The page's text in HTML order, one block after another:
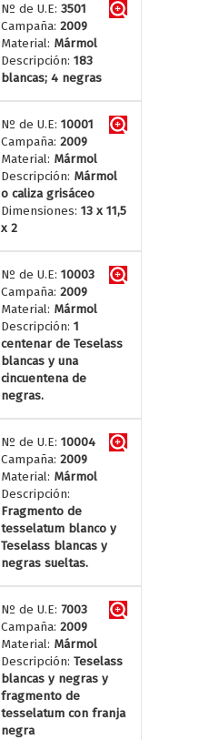
Nº de U.E: 3501
Campaña: 2009
Material: Mármol
Descripción: 183
blancas; 4 negras
Nº de U.E: 10001
Campaña: 2009
Material: Mármol
Descripción: Mármol
o caliza grisáceo
Dimensiones: 13 x 11,5
x 2
Nº de U.E: 10003
Campaña: 2009
Material: Mármol
Descripción: 1
centenar de Teselass
blancas y una
cincuentena de
negras.
Nº de U.E: 10004
Campaña: 2009
Material: Mármol
Descripción:
Fragmento de
tesselatum blanco y
Teselass blancas y
negras sueltas.
Nº de U.E: 7003
Campaña: 2009
Material: Mármol
Descripción: Teselass
blancas y negras y
fragmento de
tesselatum con franja
negra